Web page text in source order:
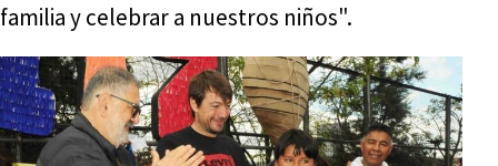
familia y celebrar a nuestros niños".